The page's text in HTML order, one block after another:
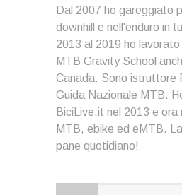
Dal 2007 ho gareggiato
downhill e nell'enduro in
2013 al 2019 ho
MTB Gravity School
Canada. Sono istruttore
Guida Nazionale MTB.
BiciLive.it nel 2013 e ora
MTB, ebike ed eMTB.
pane quotidiano!